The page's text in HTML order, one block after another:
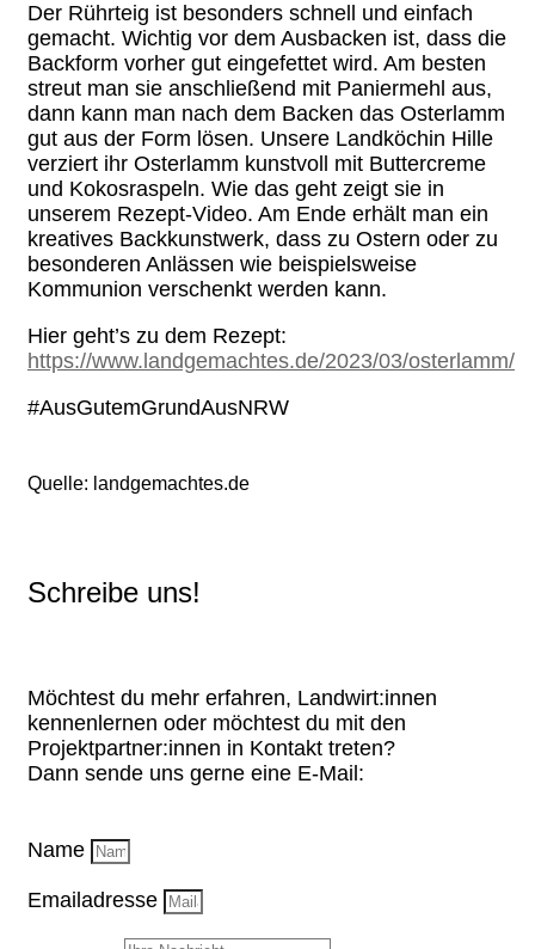
Der Rührteig ist besonders schnell und einfach
gemacht. Wichtig vor dem Ausbacken ist, dass die
Backform vorher gut eingefettet wird. Am besten
streut man sie anschließend mit Paniermehl aus,
dann kann man nach dem Backen das Osterlamm
gut aus der Form lösen. Unsere Landköchin Hille
verziert ihr Osterlamm kunstvoll mit Buttercreme
und Kokosraspeln. Wie das geht zeigt sie in
unserem Rezept-Video. Am Ende erhält man ein
kreatives Backkunstwerk, dass zu Ostern oder zu
besonderen Anlässen wie beispielsweise
Kommunion verschenkt werden kann.
Hier geht’s zu dem Rezept:
https://www.landgemachtes.de/2023/03/osterlamm/
#AusGutemGrundAusNRW
Quelle: landgemachtes.de
Schreibe uns!
Möchtest du mehr erfahren, Landwirt:innen
kennenlernen oder möchtest du mit den
Projektpartner:innen in Kontakt treten?
Dann sende uns gerne eine E-Mail:
Name
Emailadresse